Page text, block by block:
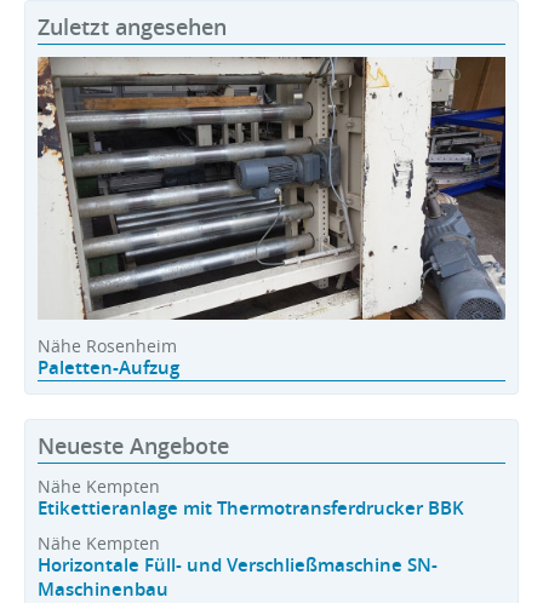
Zuletzt angesehen
Nähe Rosenheim
Paletten-Aufzug
Neueste Angebote
Nähe Kempten
Etikettieranlage mit Thermotransferdrucker BBK
Nähe Kempten
Horizontale Füll- und Verschließmaschine SN-
Maschinenbau